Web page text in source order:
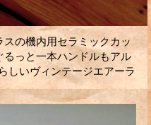
の機内用セラミックカッ
っと一本ハンドルもアル
しいヴィンテージエアーラ